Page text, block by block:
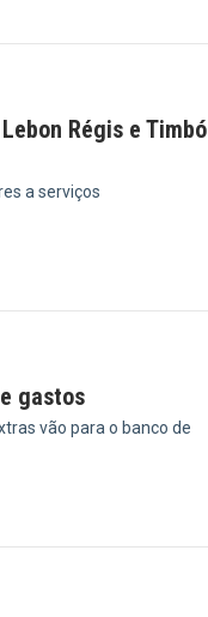
Régis e Timbó
a serviços
gastos
vão para o banco de